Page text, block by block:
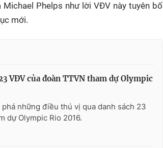
Phelps như lời VĐV này tuyên bố
mới.
VĐV của đoàn TTVN tham dự Olympic
những điều thú vị qua danh sách 23
dự Olympic Rio 2016.